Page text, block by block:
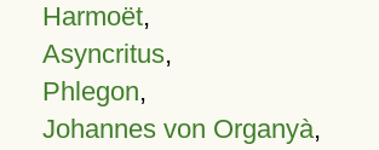
Harmoët,
Asyncritus,
Phlegon,
Johannes von Organyà,